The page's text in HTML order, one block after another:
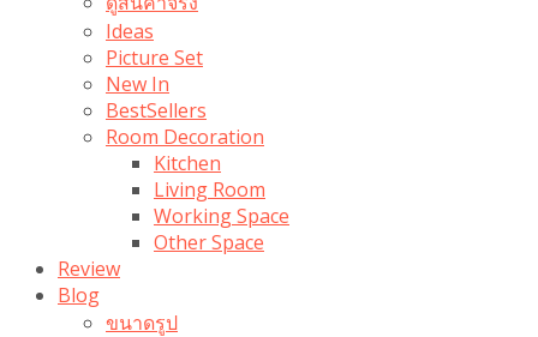
Ideas
Picture Set
New In
BestSellers
Room Decoration
Kitchen
Living Room
Working Space
Other Space
Review
Blog
ขนาดรูป